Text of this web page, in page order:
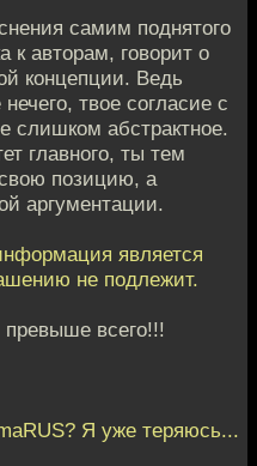
самим поднятого
к авторам, говорит о
концепции. Ведь
твое согласие с
слишком абстрактное.
главного, ты тем
позицию, а
аргументации.
является
не подлежит.
всего!!!
Я уже теряюсь...